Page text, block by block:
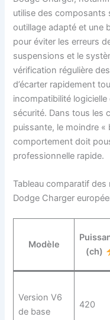
utilise des composants
outillage adapté et une
pour éviter les erreurs
suspensions et le
vérification régulière
d’écarter rapidement
incompatibilité
sécurité. Dans tous les
puissante, le moindre
comportement doit
professionnelle rapide.
Tableau comparatif
Dodge Charger
Modèle
(ch)
Version V6
de base
420